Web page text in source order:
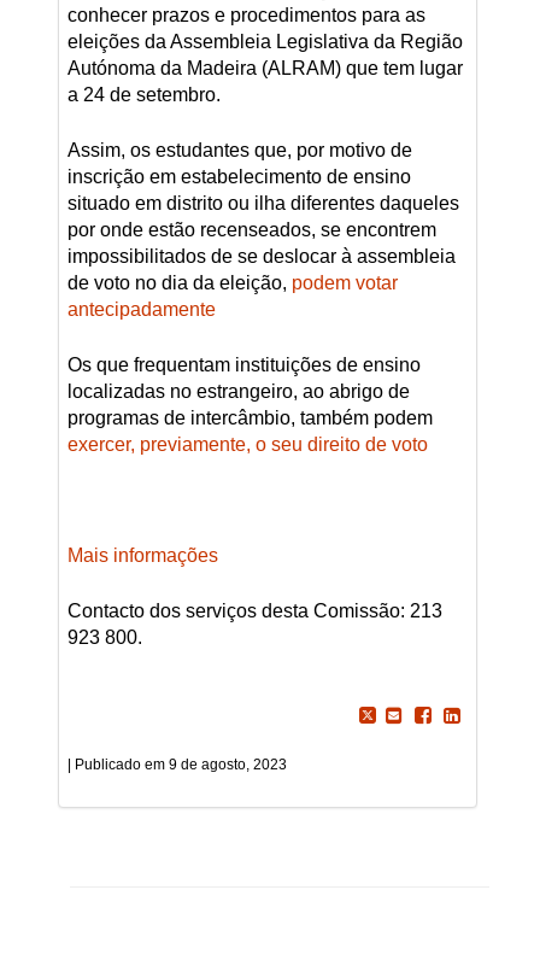
conhecer prazos e procedimentos para as
eleições da Assembleia Legislativa da Região
Autónoma da Madeira (ALRAM) que tem lugar
a 24 de setembro.
Assim, os estudantes que, por motivo de
inscrição em estabelecimento de ensino
situado em distrito ou ilha diferentes daqueles
por onde estão recenseados, se encontrem
impossibilitados de se deslocar à assembleia
de voto no dia da eleição, podem votar
antecipadamente
Os que frequentam instituições de ensino
localizadas no estrangeiro, ao abrigo de
programas de intercâmbio, também podem
exercer, previamente, o seu direito de voto
Mais informações
Contacto dos serviços desta Comissão: 213
923 800.
9 de agosto, 2023